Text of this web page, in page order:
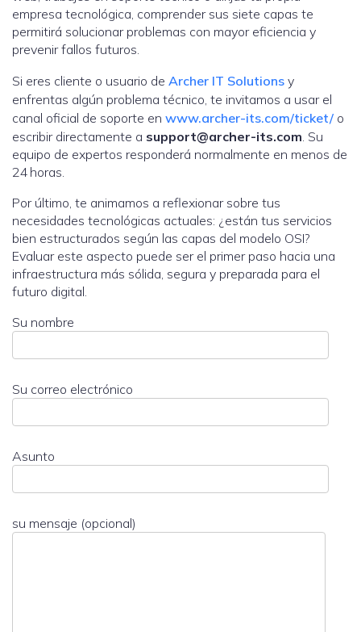
empresa tecnológica, comprender sus siete capas te
permitirá solucionar problemas con mayor eficiencia y
prevenir fallos futuros.
Si eres cliente o usuario de Archer IT Solutions y
enfrentas algún problema técnico, te invitamos a usar el
canal oficial de soporte en www.archer-its.com/ticket/ o
escribir directamente a support@archer-its.com. Su
equipo de expertos responderá normalmente en menos de
24 horas.
Por último, te animamos a reflexionar sobre tus
necesidades tecnológicas actuales: ¿están tus servicios
bien estructurados según las capas del modelo OSI?
Evaluar este aspecto puede ser el primer paso hacia una
infraestructura más sólida, segura y preparada para el
futuro digital.
Su nombre
Su correo electrónico
Asunto
su mensaje (opcional)